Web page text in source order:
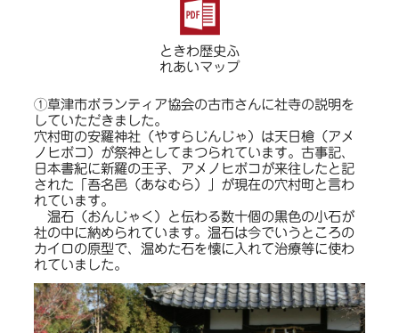
ときわ歴史ふ
れあいマップ
①草津市ボランティア協会の古市さんに社寺の説明を
していただきました。
穴村町の安羅神社（やすらじんじゃ）は天日槍（アメ
ノヒボコ）が祭神としてまつられています。古事記、
日本書紀に新羅の王子、アメノヒボコが来往したと記
された「吾名邑（あなむら）」が現在の穴村町と言わ
れています。
温石（おんじゃく）と伝わる数十個の黒色の小石が
社の中に納められています。温石は今でいうところの
カイロの原型で、温めた石を懐に入れて治療等に使わ
れていました。